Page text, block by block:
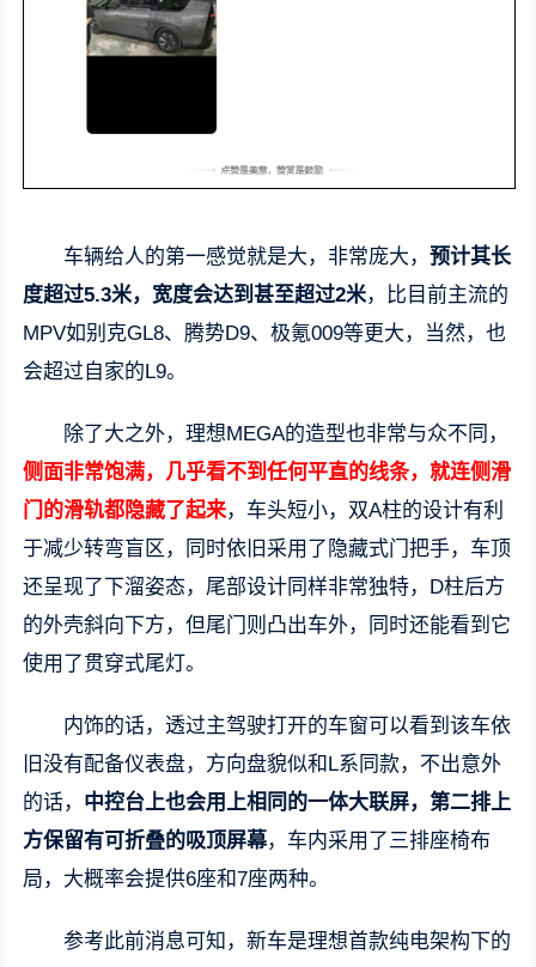
车辆给人的第一感觉就是大，非常庞大，预计其长
度超过5.3米，宽度会达到甚至超过2米，比目前主流的
MPV如别克GL8、腾势D9、极氪009等更大，当然，也
会超过自家的L9。
除了大之外，理想MEGA的造型也非常与众不同，
侧面非常饱满，几乎看不到任何平直的线条，就连侧滑
门的滑轨都隐藏了起来，车头短小，双A柱的设计有利
于减少转弯盲区，同时依旧采用了隐藏式门把手，车顶
还呈现了下溜姿态，尾部设计同样非常独特，D柱后方
的外壳斜向下方，但尾门则凸出车外，同时还能看到它
使用了贯穿式尾灯。
内饰的话，透过主驾驶打开的车窗可以看到该车依
旧没有配备仪表盘，方向盘貌似和L系同款，不出意外
的话， 中控台上也会用上相同的一体大联屏，第二排上
方保留有可折叠的吸顶屏幕，车内采用了三排座椅布
局，大概率会提供6座和7座两种。
参考此前消息可知，新车是理想首款纯电架构下的